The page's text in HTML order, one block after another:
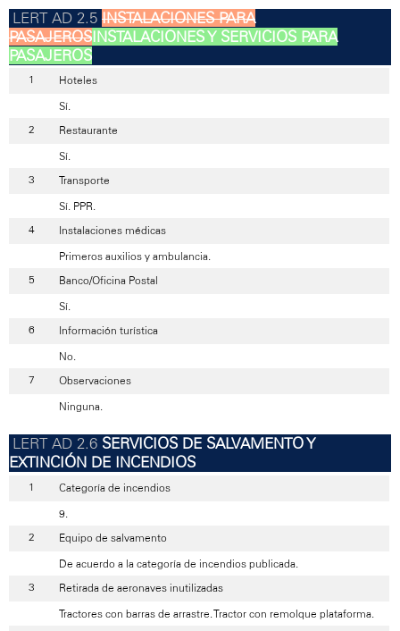
INSTALACIONES PARA
PASAJEROSINSTALACIONES Y SERVICIOS PARA
PASAJEROS
Hoteles
Sí.
Restaurante
Sí.
Transporte
Sí. PPR.
Instalaciones médicas
Primeros auxilios y ambulancia.
Banco/Oficina Postal
Sí.
Información turística
No.
Observaciones
Ninguna.
SERVICIOS DE SALVAMENTO Y
EXTINCIÓN DE INCENDIOS
Categoría de incendios
9.
Equipo de salvamento
De acuerdo a la categoría de incendios publicada.
Retirada de aeronaves inutilizadas
Tractores con barras de arrastre. Tractor con remolque plataforma.